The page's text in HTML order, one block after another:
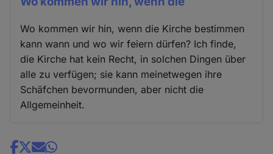
Wo kommen wir hin, wenn die Kirche bestimmen
kann wann und wo wir feiern dürfen? Ich finde,
die Kirche hat kein Recht, in solchen Dingen über
alle zu verfügen; sie kann meinetwegen ihre
Schäfchen bevormunden, aber nicht die
Allgemeinheit.